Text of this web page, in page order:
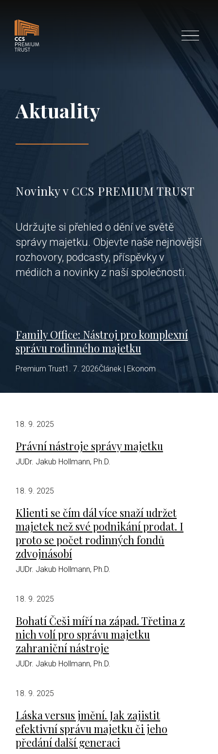
Menu
Aktuality
Novinky v CCS PREMIUM TRUST
Udržujte si přehled o dění ve světě
správy majetku. Objevte naše nejnovější
rozhovory, podcasty, příspěvky v
médiích a novinky z naší společnosti.
Family Office: Nástroj pro komplexní
správu rodinného majetku
Premium Trust1. 7. 2026Článek | Ekonom
18. 9. 2025
Právní nástroje správy majetku
JUDr. Jakub Hollmann, Ph.D.
18. 9. 2025
Klienti se čím dál více snaží udržet
majetek než své podnikání prodat. I
proto se počet rodinných fondů
zdvojnásobí
JUDr. Jakub Hollmann, Ph.D.
18. 9. 2025
Bohatí Češi míří na západ. Třetina z
nich volí pro správu majetku
zahraniční nástroje
JUDr. Jakub Hollmann, Ph.D.
18. 9. 2025
Láska versus jmění. Jak zajistit
efektivní správu majetku či jeho
předání další generaci